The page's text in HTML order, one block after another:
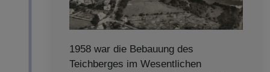
1958 war die Bebauung des
Teichberges im Wesentlichen